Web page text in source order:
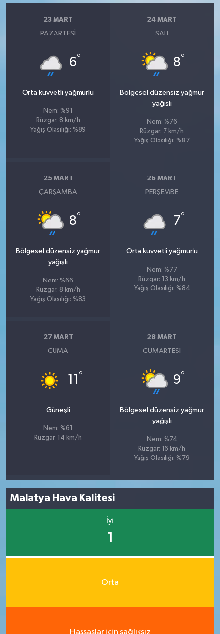
23 MART
PAZARTESI
6°
Orta kuvvetli yağmurlu
Nem: %91
Rüzgar: 8 km/h
Yağış Olasılığı: %89
24 MART
SALI
8°
Bölgesel düzensiz yağmur
yağışlı
Nem: %76
Rüzgar: 7 km/h
Yağış Olasılığı: %87
25 MART
ÇARŞAMBA
8°
Bölgesel düzensiz yağmur
yağışlı
Nem: %66
Rüzgar: 8 km/h
Yağış Olasılığı: %83
26 MART
PERŞEMBE
7°
Orta kuvvetli yağmurlu
Nem: %77
Rüzgar: 13 km/h
Yağış Olasılığı: %84
27 MART
CUMA
11 °
Güneşli
Nem: %61
Rüzgar: 14 km/h
28 MART
CUMARTESI
9°
Bölgesel düzensiz yağmur
yağışlı
Nem: %74
Rüzgar: 16 km/h
Yağış Olasılığı: %79
Malatya Hava Kalitesi
İyi
1
Orta
Hassaslar için sağlıksız